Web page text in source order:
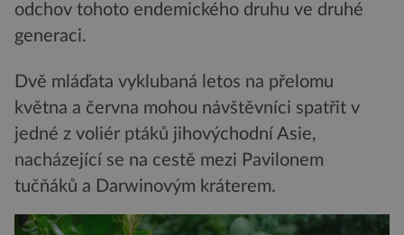
odchov tohoto endemického druhu ve druhé
generaci.
Dvě mláďata vyklubaná letos na přelomu
května a června mohou návštěvníci spatřit v
jedné z voliér ptáků jihovýchodní Asie,
nacházející se na cestě mezi Pavilonem
tučňáků a Darwinovým kráterem.